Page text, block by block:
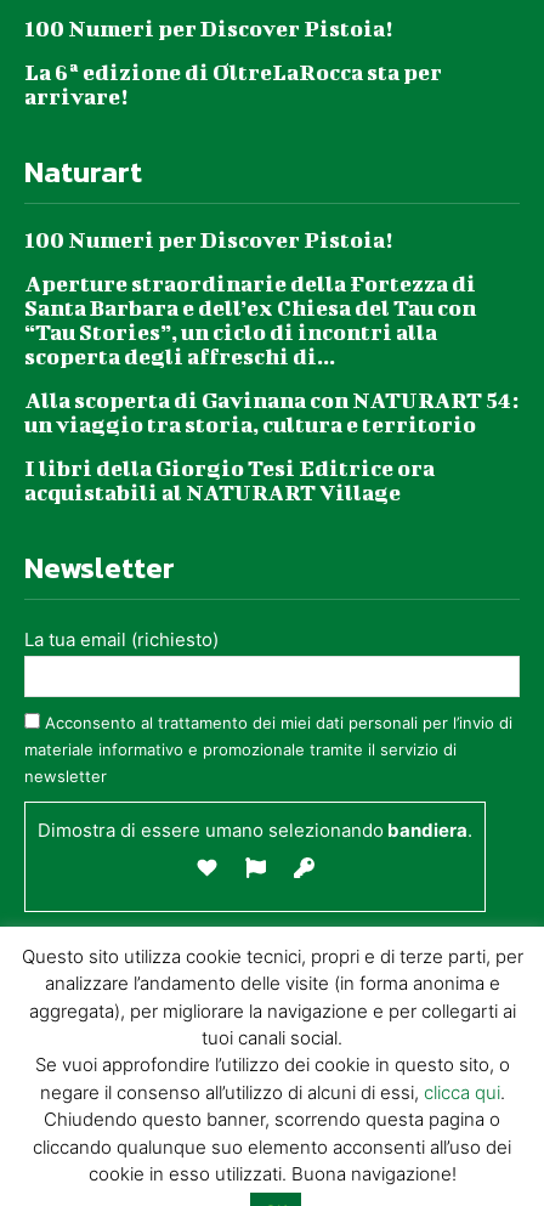
100 Numeri per Discover Pistoia!
La 6ª edizione di OltreLaRocca sta per
arrivare!
Naturart
100 Numeri per Discover Pistoia!
Aperture straordinarie della Fortezza di
Santa Barbara e dell’ex Chiesa del Tau con
“Tau Stories”, un ciclo di incontri alla
scoperta degli affreschi di...
Alla scoperta di Gavinana con NATURART 54:
un viaggio tra storia, cultura e territorio
I libri della Giorgio Tesi Editrice ora
acquistabili al NATURART Village
Newsletter
La tua email (richiesto)
Acconsento al trattamento dei miei dati personali per l’invio di
materiale informativo e promozionale tramite il servizio di
newsletter
Dimostra di essere umano selezionando bandiera.
© GIORGIO TESI EDITRICE S.R.L. | P.IVA
01732650476 | VIA DI BADIA 14 – 51100 LOC.
BOTTEGONE (PISTOIA) |POWERED BY
ALLYMIND
Cookie Policy
Condizioni
Questo sito utilizza cookie tecnici, propri e di terze parti, per
analizzare l’andamento delle visite (in forma anonima e
aggregata), per migliorare la navigazione e per collegarti ai
tuoi canali social.
Se vuoi approfondire l’utilizzo dei cookie in questo sito, o
negare il consenso all’utilizzo di alcuni di essi, clicca qui.
Chiudendo questo banner, scorrendo questa pagina o
cliccando qualunque suo elemento acconsenti all’uso dei
cookie in esso utilizzati. Buona navigazione!